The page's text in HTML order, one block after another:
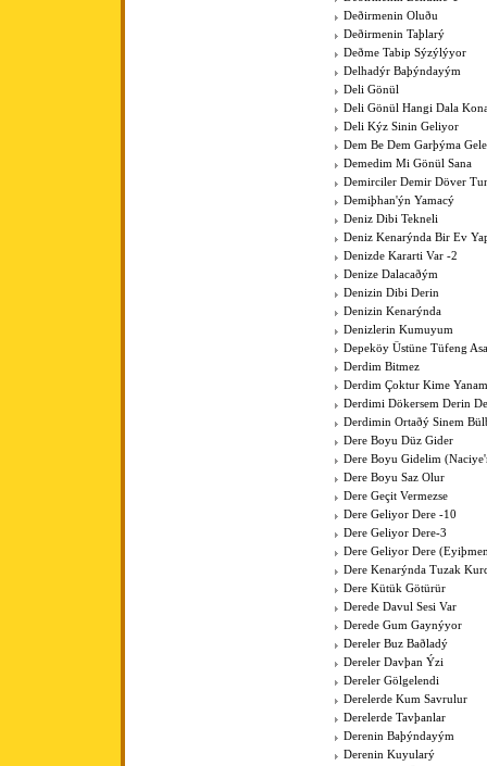
Deðirmenin Oluðu
Deðirmenin Taþlarý
Deðme Tabip Sýzýlýyor
Delhadýr Baþýndayým
Deli Gönül
Deli Gönül Hangi Dala
Deli Kýz Sinin Geliyor
Dem Be Dem Garþýma
Demedim Mi Gönül Sana
Demirciler Demir Döver
Demiþhan'ýn Yamacý
Deniz Dibi Tekneli
Deniz Kenarýnda Bir Ev
Denizde Kararti Var -2
Denize Dalacaðým
Denizin Dibi Derin
Denizin Kenarýnda
Denizlerin Kumuyum
Depeköy Üstüne Tüfeng
Derdim Bitmez
Derdim Çoktur Kime
Derdimi Dökersem Derin
Derdimin Ortaðý Sinem
Dere Boyu Düz Gider
Dere Boyu Gidelim
Dere Boyu Saz Olur
Dere Geçit Vermezse
Dere Geliyor Dere -10
Dere Geliyor Dere-3
Dere Geliyor Dere
Dere Kenarýnda Tuzak
Dere Kütük Götürür
Derede Davul Sesi Var
Derede Gum Gaynýyor
Dereler Buz Baðladý
Dereler Davþan Ýzi
Dereler Gölgelendi
Derelerde Kum Savrulur
Derelerde Tavþanlar
Derenin Baþýndayým
Derenin Kuyularý